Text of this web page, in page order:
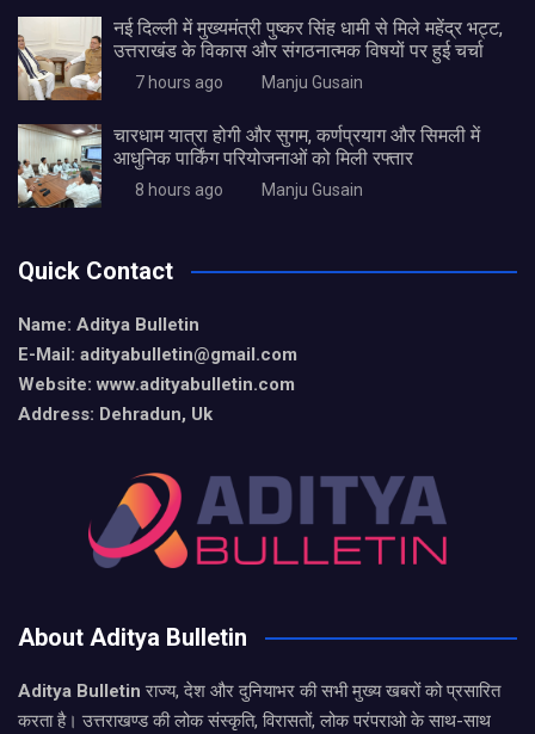
नई दिल्ली में मुख्यमंत्री पुष्कर सिंह धामी से मिले महेंद्र भट्ट,
उत्तराखंड के विकास और संगठनात्मक विषयों पर हुई चर्चा
7 hours ago Manju Gusain
चारधाम यात्रा होगी और सुगम, कर्णप्रयाग और सिमली में
आधुनिक पार्किंग परियोजनाओं को मिली रफ्तार
8 hours ago Manju Gusain
Quick Contact
Name: Aditya Bulletin
E-Mail: adityabulletin@gmail.com
Website: www.adityabulletin.com
Address: Dehradun, Uk
About Aditya Bulletin
Aditya Bulletinराज्य, देश और दुनियाभर की सभी मुख्य खबरों को प्रसारित
करता है। उत्तराखण्ड की लोक संस्कृति, विरासतों, लोक परंपराओ के साथ-साथ